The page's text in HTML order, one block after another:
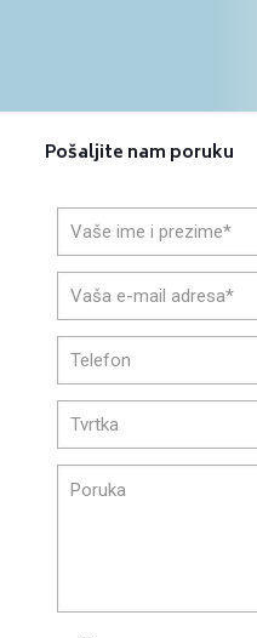
Pošaljite nam poruku